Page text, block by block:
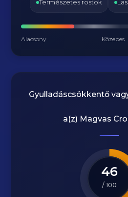
Természetes rostok
Alacsony Közepes
Gyulladáscsökkentő
a(z) Magvas
46
/ 100